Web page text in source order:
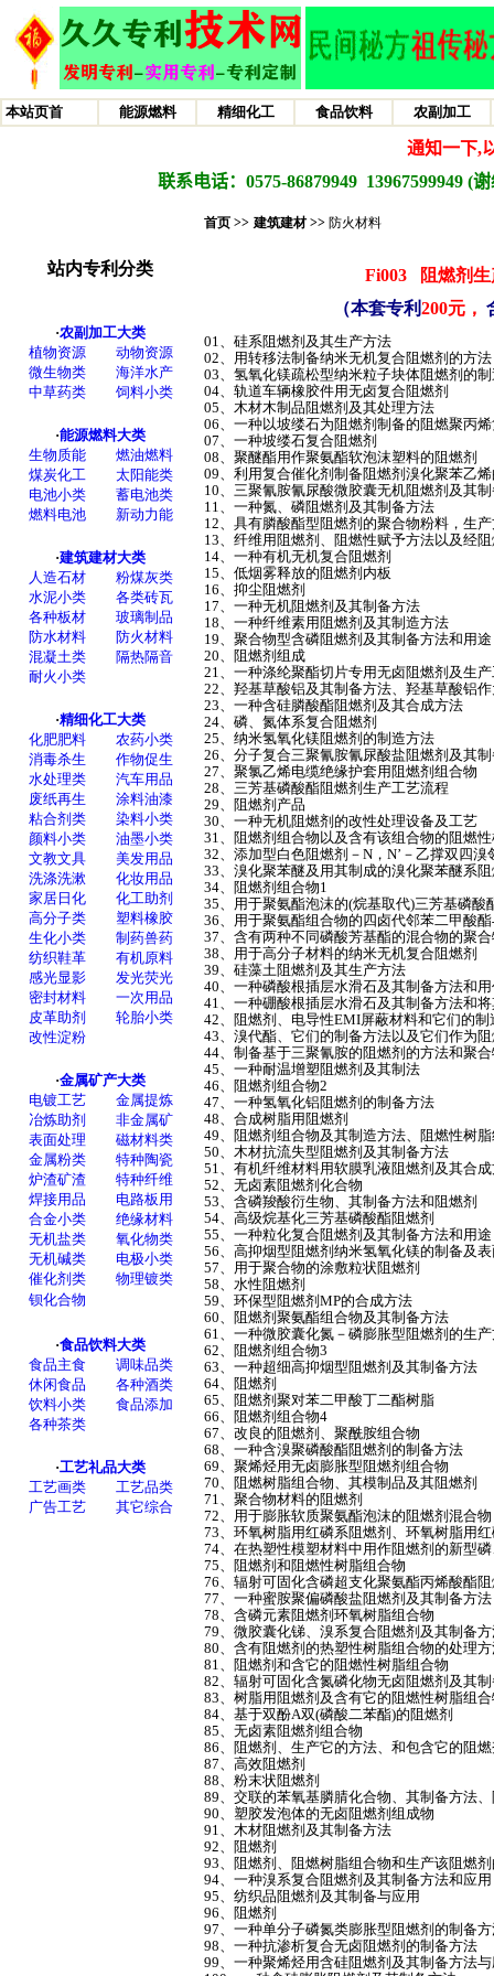
首页 >> 建筑建材 >> 防火材料
Fi003
阻燃剂
（本套专利200元，
01、硅系阻燃剂及其生产方法
02、用转移法制备纳米无机复合阻燃剂的方法
03、氢氧化镁疏松型纳米粒子块体阻燃剂的
04、轨道车辆橡胶件用无卤复合阻燃剂
05、木材木制品阻燃剂及其处理方法
06、一种以坡缕石为阻燃剂制备的阻燃聚丙
07、一种坡缕石复合阻燃剂
08、聚醚酯用作聚氨酯软泡沫塑料的阻燃剂
09、利用复合催化剂制备阻燃剂溴化聚苯乙
10、三聚氰胺氰尿酸微胶囊无机阻燃剂及其
11、一种氮、磷阻燃剂及其制备方法
12、具有膦酸酯型阻燃剂的聚合物粉料，生
13、纤维用阻燃剂、阻燃性赋予方法以及经
14、一种有机无机复合阻燃剂
15、低烟雾释放的阻燃剂内板
16、抑尘阻燃剂
17、一种无机阻燃剂及其制备方法
18、一种纤维素用阻燃剂及其制造方法
19、聚合物型含磷阻燃剂及其制备方法和用途
20、阻燃剂组成
21、一种涤纶聚酯切片专用无卤阻燃剂及生
22、羟基草酸铝及其制备方法、羟基草酸铝
23、一种含硅膦酸酯阻燃剂及其合成方法
24、磷、氮体系复合阻燃剂
25、纳米氢氧化镁阻燃剂的制造方法
26、分子复合三聚氰胺氰尿酸盐阻燃剂及其
27、聚氯乙烯电缆绝缘护套用阻燃剂组合物
28、三芳基磷酸酯阻燃剂生产工艺流程
29、阻燃剂产品
30、一种无机阻燃剂的改性处理设备及工艺
31、阻燃剂组合物以及含有该组合物的阻燃
32、添加型白色阻燃剂－N，N’－乙撑双四
33、溴化聚苯醚及用其制成的溴化聚苯醚系
34、阻燃剂组合物1
35、用于聚氨酯泡沫的(烷基取代)三芳基磷
36、用于聚氨酯组合物的四卤代邻苯二甲酸
37、含有两种不同磷酸芳基酯的混合物的聚
38、用于高分子材料的纳米无机复合阻燃剂
39、硅藻土阻燃剂及其生产方法
40、一种磷酸根插层水滑石及其制备方法和
41、一种硼酸根插层水滑石及其制备方法和
42、阻燃剂、电导性EMI屏蔽材料和它们的
43、溴代酯、它们的制备方法以及它们作为
44、制备基于三聚氰胺的阻燃剂的方法和聚
45、一种耐温增塑阻燃剂及其制法
46、阻燃剂组合物2
47、一种氢氧化铝阻燃剂的制备方法
48、合成树脂用阻燃剂
49、阻燃剂组合物及其制造方法、阻燃性树
50、木材抗流失型阻燃剂及其制备方法
51、有机纤维材料用软膜乳液阻燃剂及其合
52、无卤素阻燃剂化合物
53、含磷羧酸衍生物、其制备方法和阻燃剂
54、高级烷基化三芳基磷酸酯阻燃剂
55、一种粒化复合阻燃剂及其制备方法和用途
56、高抑烟型阻燃剂纳米氢氧化镁的制备及
57、用于聚合物的涂敷粒状阻燃剂
58、水性阻燃剂
59、环保型阻燃剂MP的合成方法
60、阻燃剂聚氨酯组合物及其制备方法
61、一种微胶囊化氮－磷膨胀型阻燃剂的生
62、阻燃剂组合物3
63、一种超细高抑烟型阻燃剂及其制备方法
64、阻燃剂
65、阻燃剂聚对苯二甲酸丁二酯树脂
66、阻燃剂组合物4
67、改良的阻燃剂、聚酰胺组合物
68、一种含溴聚磷酸酯阻燃剂的制备方法
69、聚烯烃用无卤膨胀型阻燃剂组合物
70、阻燃树脂组合物、其模制品及其阻燃剂
71、聚合物材料的阻燃剂
72、用于膨胀软质聚氨酯泡沫的阻燃剂混合物
73、环氧树脂用红磷系阻燃剂、环氧树脂用
74、在热塑性模塑材料中用作阻燃剂的新型
75、阻燃剂和阻燃性树脂组合物
76、辐射可固化含磷超支化聚氨酯丙烯酸酯
77、一种蜜胺聚偏磷酸盐阻燃剂及其制备方法
78、含磷元素阻燃剂环氧树脂组合物
79、微胶囊化锑、溴系复合阻燃剂及其制备
80、含有阻燃剂的热塑性树脂组合物的处理
81、阻燃剂和含它的阻燃性树脂组合物
82、辐射可固化含氮磷化物无卤阻燃剂及其
83、树脂用阻燃剂及含有它的阻燃性树脂组
84、基于双酚A双(磷酸二苯酯)的阻燃剂
85、无卤素阻燃剂组合物
86、阻燃剂、生产它的方法、和包含它的阻
87、高效阻燃剂
88、粉末状阻燃剂
89、交联的苯氧基膦腈化合物、其制备方法
90、塑胶发泡体的无卤阻燃剂组成物
91、木材阻燃剂及其制备方法
92、阻燃剂
93、阻燃剂、阻燃树脂组合物和生产该阻燃
94、一种溴系复合阻燃剂及其制备方法和应用
95、纺织品阻燃剂及其制备与应用
96、阻燃剂
97、一种单分子磷氮类膨胀型阻燃剂的制备
98、一种抗渗析复合无卤阻燃剂的制备方法
99、一种聚烯烃用含硅阻燃剂及其制备方法